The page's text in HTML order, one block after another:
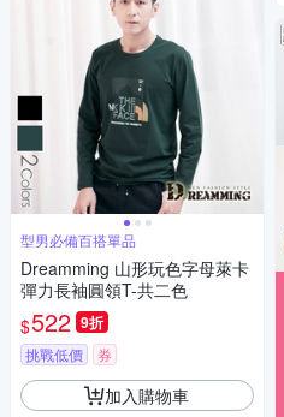
型男必備百搭單品
Dreamming 山形玩色字母萊卡
彈力長袖圓領T-共二色
$522 9折
挑戰低價 券
加入購物車